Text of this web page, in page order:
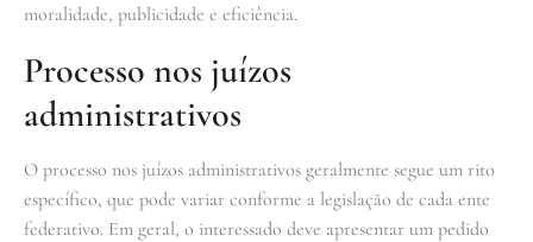
moralidade, publicidade e eficiência.
Processo nos juízos
administrativos
O processo nos juízos administrativos geralmente segue um rito
específico, que pode variar conforme a legislação de cada ente
federativo. Em geral, o interessado deve apresentar um pedido